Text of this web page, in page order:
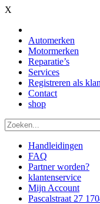
X
Automerken
Motormerken
Reparatie’s
Services
Registreren als
Contact
shop
Handleidingen
FAQ
Partner worden?
klantenservice
Mijn Account
Pascalstraat 27